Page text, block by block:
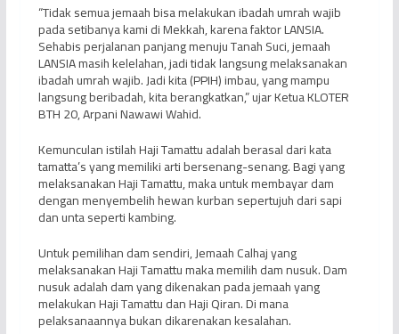
“Tidak semua jemaah bisa melakukan ibadah umrah wajib
pada setibanya kami di Mekkah, karena faktor LANSIA.
Sehabis perjalanan panjang menuju Tanah Suci, jemaah
LANSIA masih kelelahan, jadi tidak langsung melaksanakan
ibadah umrah wajib. Jadi kita (PPIH) imbau, yang mampu
langsung beribadah, kita berangkatkan,” ujar Ketua KLOTER
BTH 20, Arpani Nawawi Wahid.
Kemunculan istilah Haji Tamattu adalah berasal dari kata
tamatta’s yang memiliki arti bersenang-senang. Bagi yang
melaksanakan Haji Tamattu, maka untuk membayar dam
dengan menyembelih hewan kurban sepertujuh dari sapi
dan unta seperti kambing.
Untuk pemilihan dam sendiri, Jemaah Calhaj yang
melaksanakan Haji Tamattu maka memilih dam nusuk. Dam
nusuk adalah dam yang dikenakan pada jemaah yang
melakukan Haji Tamattu dan Haji Qiran. Di mana
pelaksanaannya bukan dikarenakan kesalahan.